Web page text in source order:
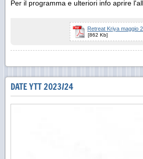
Per il programma e ulteriori info aprire
Retreat Kriya maggio
[862 Kb]
DATE YTT 2023/24